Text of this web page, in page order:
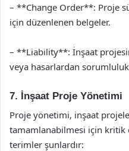
– **Change Order**: Proje
için düzenlenen belgeler.
– **Liability**: İnşaat
veya hasarlardan
7. İnşaat Proje Yönetimi
Proje yönetimi, inşaat
tamamlanabilmesi için kritik
terimler şunlardır: